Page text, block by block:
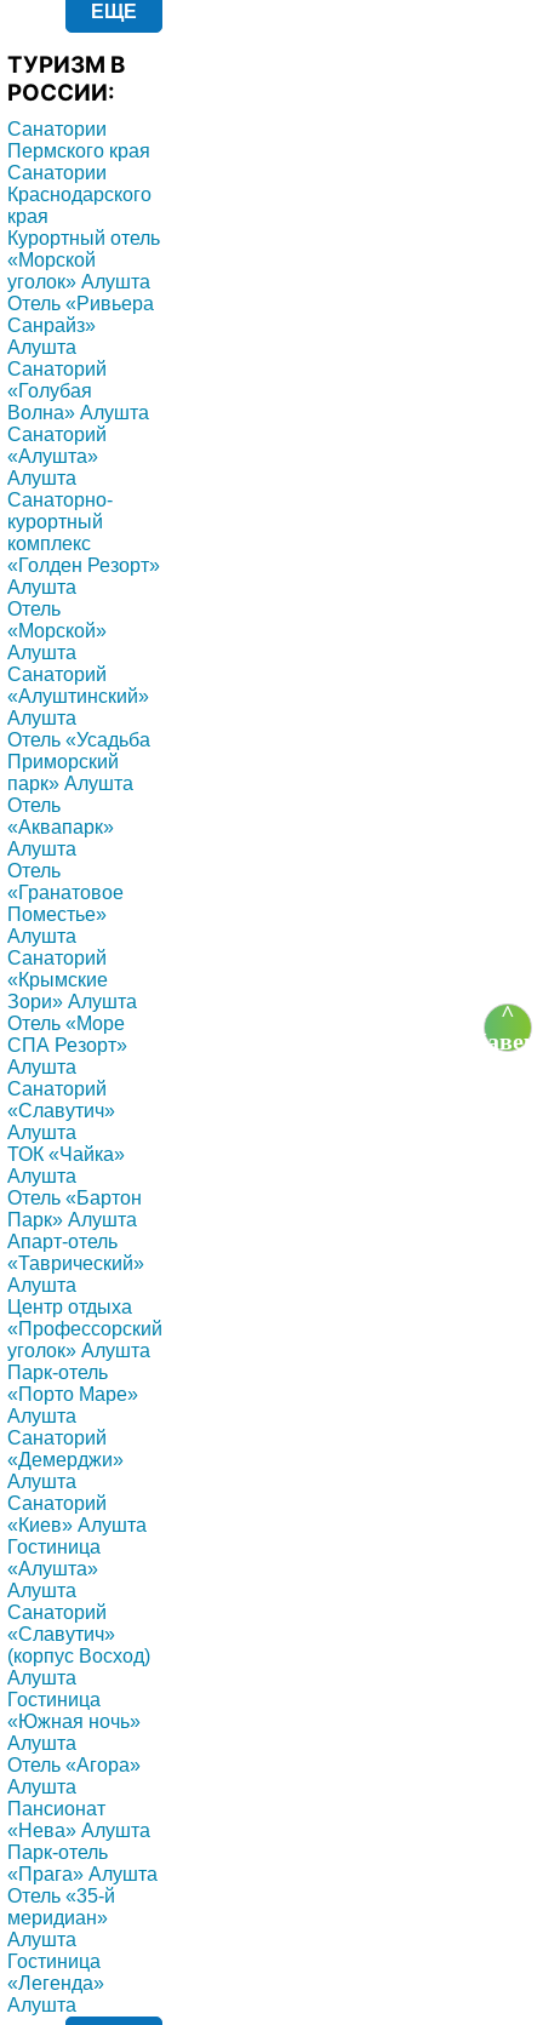
ЕЩЕ
ТУРИЗМ В
РОССИИ:
Санатории
Пермского края
Санатории
Краснодарского
края
Курортный отель
«Морской
уголок» Алушта
Отель «Ривьера
Санрайз»
Алушта
Санаторий
«Голубая
Волна» Алушта
Санаторий
«Алушта»
Алушта
Санаторно-
курортный
комплекс
«Голден Резорт»
Алушта
Отель
«Морской»
Алушта
Санаторий
«Алуштинский»
Алушта
Отель «Усадьба
Приморский
парк» Алушта
Отель
«Аквапарк»
Алушта
Отель
«Гранатовое
Поместье»
Алушта
Санаторий
«Крымские
Зори» Алушта
Отель «Море
СПА Резорт»
Алушта
Санаторий
«Славутич»
Алушта
ТОК «Чайка»
Алушта
Отель «Бартон
Парк» Алушта
Апарт-отель
«Таврический»
Алушта
Центр отдыха
«Профессорский
уголок» Алушта
Парк-отель
«Порто Маре»
Алушта
Санаторий
«Демерджи»
Алушта
Санаторий
«Киев» Алушта
Гостиница
«Алушта»
Алушта
Санаторий
«Славутич»
(корпус Восход)
Алушта
Гостиница
«Южная ночь»
Алушта
Отель «Агора»
Алушта
Пансионат
«Нева» Алушта
Парк-отель
«Прага» Алушта
Отель «35-й
меридиан»
Алушта
Гостиница
«Легенда»
Алушта
^